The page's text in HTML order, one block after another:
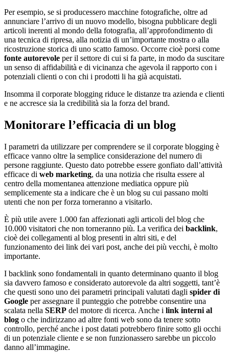
Per esempio, se si producessero macchine fotografiche, oltre ad
annunciare l’arrivo di un nuovo modello, bisogna pubblicare degli
articoli inerenti al mondo della fotografia, all’approfondimento di
una tecnica di ripresa, alla notizia di un’importante mostra o alla
ricostruzione storica di uno scatto famoso. Occorre cioè porsi come
fonte autorevole per il settore di cui si fa parte, in modo da suscitare
un senso di affidabilità e di vicinanza che agevola il rapporto con i
potenziali clienti o con chi i prodotti li ha già acquistati.
Insomma il corporate blogging riduce le distanze tra azienda e clienti
e ne accresce sia la credibilità sia la forza del brand.
Monitorare l’efficacia di un blog
I parametri da utilizzare per comprendere se il corporate blogging è
efficace vanno oltre la semplice considerazione del numero di
persone raggiunte. Questo dato potrebbe essere gonfiato dall’attività
efficace di web marketing, da una notizia che risulta essere al
centro della momentanea attenzione mediatica oppure più
semplicemente sta a indicare che è un blog su cui passano molti
utenti che non per forza torneranno a visitarlo.
È più utile avere 1.000 fan affezionati agli articoli del blog che
10.000 visitatori che non torneranno più. La verifica dei backlink,
cioè dei collegamenti al blog presenti in altri siti, e del
funzionamento dei link dei vari post, anche dei più vecchi, è molto
importante.
I backlink sono fondamentali in quanto determinano quanto il blog
sia davvero famoso e considerato autorevole da altri soggetti, tant’è
che questi sono uno dei parametri principali valutati dagli spider di
Google per assegnare il punteggio che potrebbe consentire una
scalata nella SERP del motore di ricerca. Anche i link interni al
blog o che indirizzano ad altre fonti web sono da tenere sotto
controllo, perché anche i post datati potrebbero finire sotto gli occhi
di un potenziale cliente e se non funzionassero sarebbe un piccolo
danno all’immagine.